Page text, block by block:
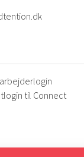
til Connect